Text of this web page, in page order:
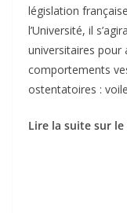
législation
l’Université, il
universitaires pour
comportements
ostentatoires :
Lire la suite sur le